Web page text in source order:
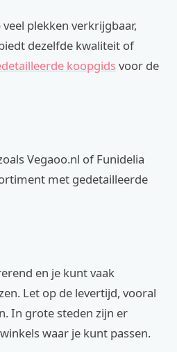
plekken verkrijgbaar,
dezelfde kwaliteit of
koopgids voor de
Vegaoo.nl of Funidelia
met gedetailleerde
en je kunt vaak
Let op de levertijd, vooral
In grote steden zijn er
waar je kunt passen.